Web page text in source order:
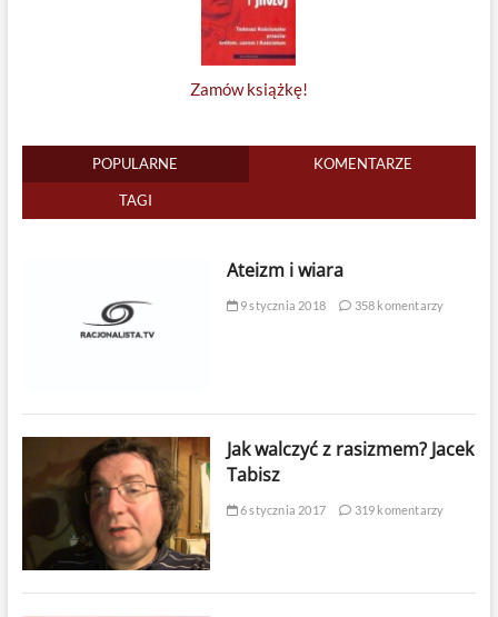
Zamów książkę!
POPULARNE KOMENTARZE
TAGI
Ateizm i wiara
9 stycznia 2018 358 komentarzy
Jak walczyć z rasizmem? Jacek
Tabisz
6 stycznia 2017 319 komentarzy